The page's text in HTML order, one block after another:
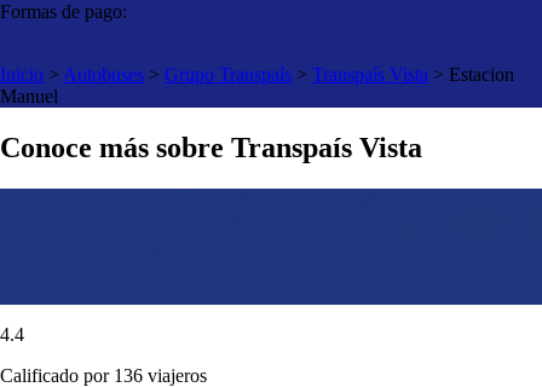
Formas de pago:
Inicio > Autobuses > Grupo Transpaís > Transpaís Vista > Estacion
Manuel
Conoce más sobre Transpaís Vista
4.4
Calificado por 136 viajeros